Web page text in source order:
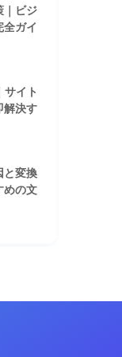
｜ビジ
ガイ
イト
解決す
と変換
めの文